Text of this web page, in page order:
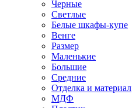
Черные
Светлые
Белые шкафы-купе
Венге
Размер
Маленькие
Большие
Средние
Отделка и материал
МДФ